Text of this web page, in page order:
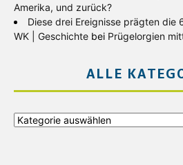
Amerika, und zurück?
Diese drei Ereignisse prägten die
WK | Geschichte bei Prügelorgien
ALLE
Alle